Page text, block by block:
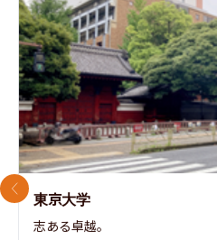
東京大学
志ある卓越。
前のスライド